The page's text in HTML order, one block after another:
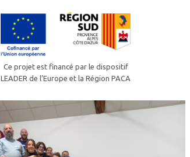
Ce projet est financé par le dispositif
LEADER de l’Europe et la Région PACA